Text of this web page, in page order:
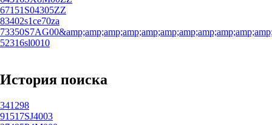
67151S04305ZZ
83402s1ce70za
52316sl0010
История поиска
341298
91517SJ4003